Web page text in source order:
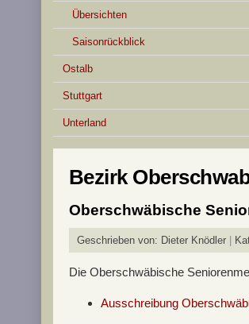
Übersichten
Saisonrückblick
Ostalb
Stuttgart
Unterland
Bezirk
Oberschwäbische
Geschrieben von: Dieter Knödler
Die Oberschwäbische
Ausschreibung